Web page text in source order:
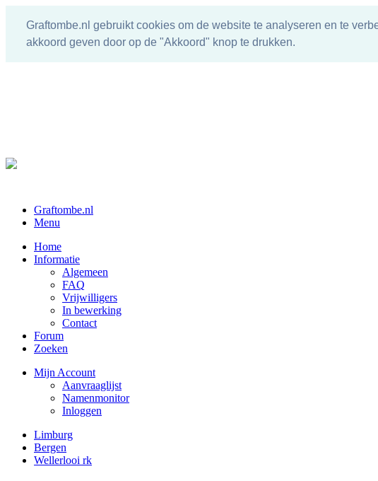
Graftombe.nl gebruikt cookies om de website te analyseren en te
akkoord geven door op de "Akkoord" knop te drukken.
Graftombe.nl
Menu
Home
Informatie
Algemeen
FAQ
Vrijwilligers
In bewerking
Contact
Forum
Zoeken
Mijn Account
Aanvraaglijst
Namenmonitor
Inloggen
Limburg
Bergen
Wellerlooi rk